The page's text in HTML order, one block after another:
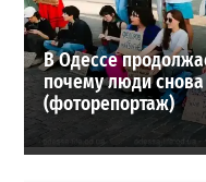
В Одессе
почему люди
(фоторепортаж)